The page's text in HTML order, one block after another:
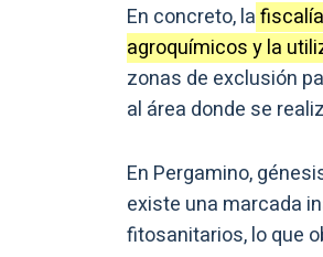
En concreto, la
agroquímicos y la
zonas de exclusión
al área donde se
En Pergamino,
existe una marcada
fitosanitarios, lo que